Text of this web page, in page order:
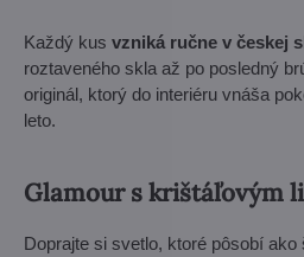
Každý kus vzniká ručne v českej
roztaveného skla až po posledný
originál, ktorý do interiéru vnáša
leto.
Glamour s krištáľovým
Doprajte si svetlo, ktoré pôsobí ako